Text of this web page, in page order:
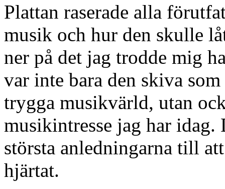
Plattan raserade alla
musik och hur den skulle
ner på det jag trodde mig
var inte bara den skiva
trygga musikvärld, utan
musikintresse jag har idag.
största anledningarna till
hjärtat.